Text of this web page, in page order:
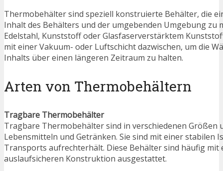
Thermobehälter sind speziell konstruierte Behälter, die
Inhalt des Behälters und der umgebenden Umgebung zu
Edelstahl, Kunststoff oder Glasfaserverstärktem
mit einer Vakuum- oder Luftschicht dazwischen, um die
Inhalts über einen längeren Zeitraum zu halten.
Arten von Thermobehältern
Tragbare Thermobehälter
Tragbare Thermobehälter sind in verschiedenen
Lebensmitteln und Getränken. Sie sind mit einer
Transports aufrechterhält. Diese Behälter sind häufig
auslaufsicheren Konstruktion ausgestattet.